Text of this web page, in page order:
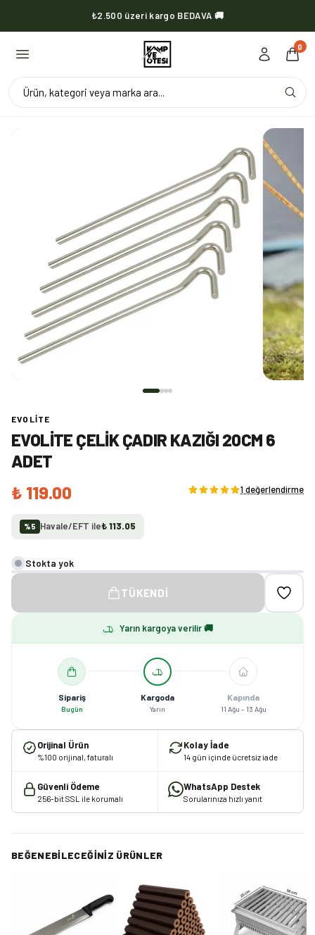
₺2.500 üzeri kargo BEDAVA 🚚
KVOX ürünlerinde kargo her zaman bedava 🔥
0
Ürün, kategori veya marka ara...
EVOLITE
EVOLITE ÇELIK ÇADIR KAZIĞI 20CM 6
ADET
₺ 119.00
1 değerlendirme
%5 Havale/EFT ile₺ 113.05
Stokta yok
TÜKENDI
Yarın kargoya verilir 🚚
Sipariş
Bugün
Kargoda
Yarın
Kapında
11 Ağu – 13 Ağu
Orijinal Ürün
%100 orijinal, faturalı
Kolay İade
14 gün içinde ücretsiz iade
Güvenli Ödeme
256-bit SSL ile korumalı
WhatsApp Destek
Sorularınıza hızlı yanıt
BEĞENEBILECEĞINIZ ÜRÜNLER